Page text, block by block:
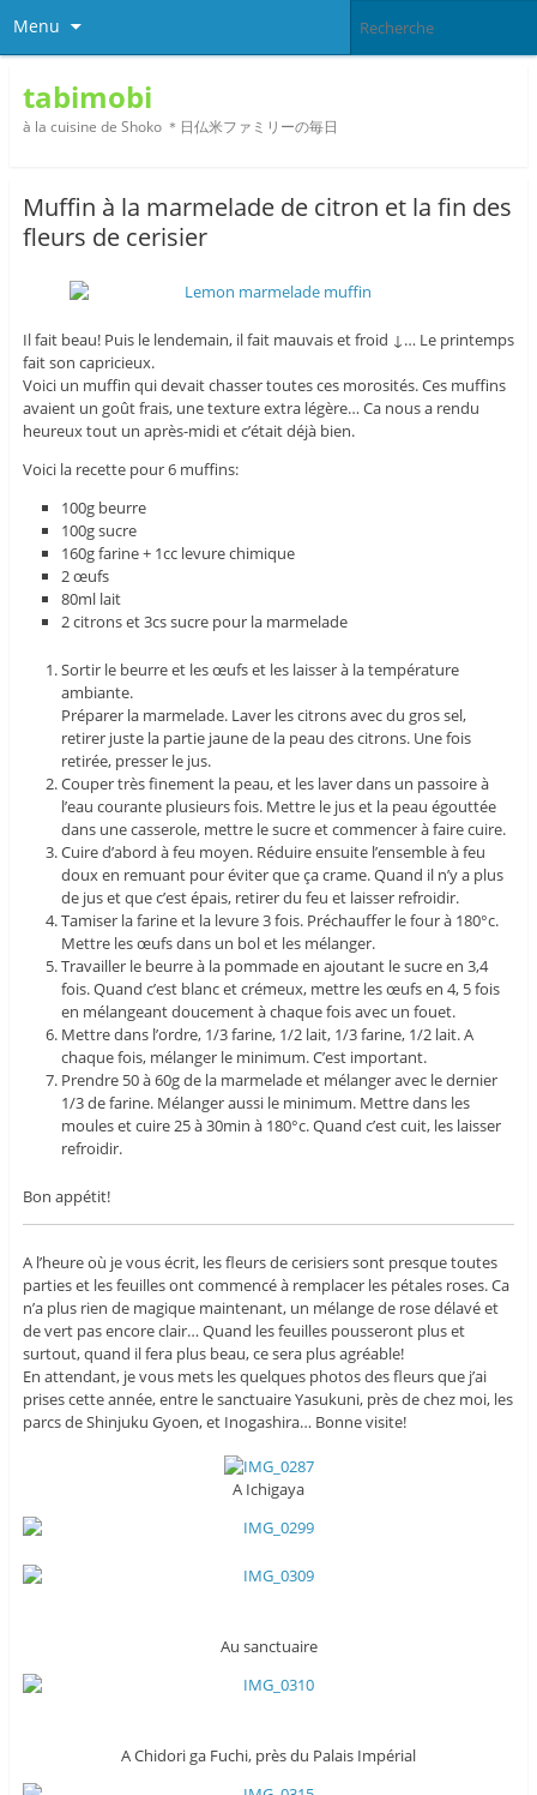
Menu
tabimobi
à la cuisine de Shoko ＊日仏米ファミリーの毎日
Muffin à la marmelade de citron et la fin des
fleurs de cerisier
Il fait beau! Puis le lendemain, il fait mauvais et froid ↓… Le printemps
fait son capricieux.
Voici un muffin qui devait chasser toutes ces morosités. Ces muffins
avaient un goût frais, une texture extra légère… Ca nous a rendu
heureux tout un après-midi et c’était déjà bien.
Voici la recette pour 6 muffins:
100g beurre
100g sucre
160g farine + 1cc levure chimique
2 œufs
80ml lait
2 citrons et 3cs sucre pour la marmelade
Sortir le beurre et les œufs et les laisser à la température
ambiante.
Préparer la marmelade. Laver les citrons avec du gros sel,
retirer juste la partie jaune de la peau des citrons. Une fois
retirée, presser le jus.
Couper très finement la peau, et les laver dans un passoire à
l’eau courante plusieurs fois. Mettre le jus et la peau égouttée
dans une casserole, mettre le sucre et commencer à faire cuire.
Cuire d’abord à feu moyen. Réduire ensuite l’ensemble à feu
doux en remuant pour éviter que ça crame. Quand il n’y a plus
de jus et que c’est épais, retirer du feu et laisser refroidir.
Tamiser la farine et la levure 3 fois. Préchauffer le four à 180°c.
Mettre les œufs dans un bol et les mélanger.
Travailler le beurre à la pommade en ajoutant le sucre en 3,4
fois. Quand c’est blanc et crémeux, mettre les œufs en 4, 5 fois
en mélangeant doucement à chaque fois avec un fouet.
Mettre dans l’ordre, 1/3 farine, 1/2 lait, 1/3 farine, 1/2 lait. A
chaque fois, mélanger le minimum. C’est important.
Prendre 50 à 60g de la marmelade et mélanger avec le dernier
1/3 de farine. Mélanger aussi le minimum. Mettre dans les
moules et cuire 25 à 30min à 180°c. Quand c’est cuit, les laisser
refroidir.
Bon appétit!
A l’heure où je vous écrit, les fleurs de cerisiers sont presque toutes
parties et les feuilles ont commencé à remplacer les pétales roses. Ca
n’a plus rien de magique maintenant, un mélange de rose délavé et
de vert pas encore clair… Quand les feuilles pousseront plus et
surtout, quand il fera plus beau, ce sera plus agréable!
En attendant, je vous mets les quelques photos des fleurs que j’ai
prises cette année, entre le sanctuaire Yasukuni, près de chez moi, les
parcs de Shinjuku Gyoen, et Inogashira… Bonne visite!
A Ichigaya
Au sanctuaire
A Chidori ga Fuchi, près du Palais Impérial